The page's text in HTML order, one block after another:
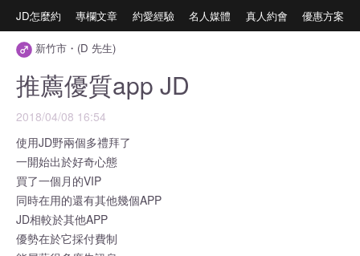
JD怎麼約 專欄文章 約愛經驗 名人媒體 真人約會 優惠方案
新竹市・(D 先生)
推薦優質app JD
2018/04/08 16:54
使用JD野兩個多禮拜了
一開始出於好奇心態
買了一個月的VIP
同時在用的還有其他幾個APP
JD相較於其他APP
優勢在於它採付費制